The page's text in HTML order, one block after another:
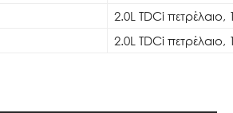
2.0L TDCi πετρέλαιο,
2.0L TDCi πετρέλαιο,